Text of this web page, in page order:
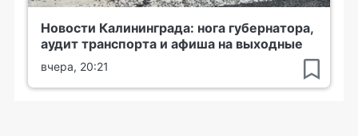
Новости Калининграда: нога губернатора,
аудит транспорта и афиша на выходные
вчера, 20:21